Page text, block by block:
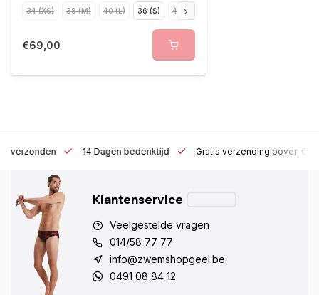
34 (XS)
38 (M) 40 (L) 36 (S) 42 (XL)
€69,00
h verzonden 14 Dagen bedenktijd Gratis verzending boven
Klantenservice
Veelgestelde vragen
014/58 77 77
info@zwemshopgeel.be
0491 08 84 12